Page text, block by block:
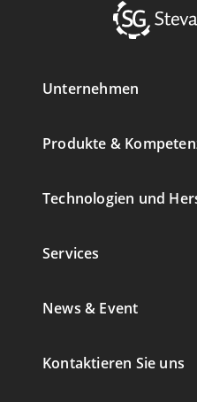
Unternehmen
Produkte &
Technologien und
Services
News & Event
Kontaktieren Sie uns